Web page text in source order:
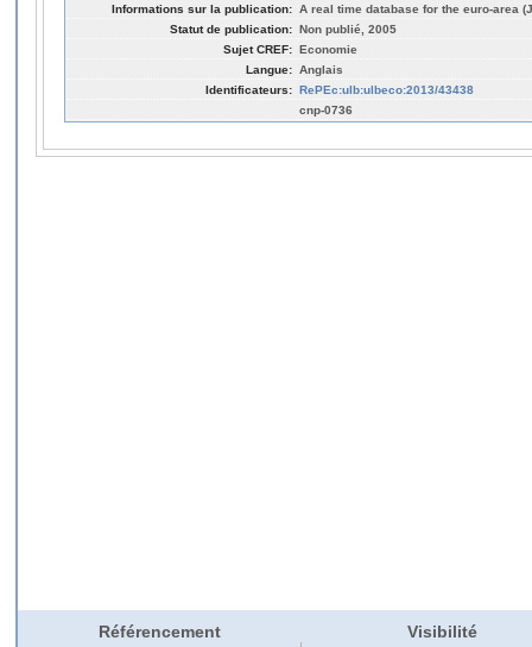
Informations sur la publication: A real time database for the euro-area
Statut de publication: Non publié, 2005
Sujet CREF: Economie
Langue: Anglais
Identificateurs: RePEc:ulb:ulbeco:2013/43438
cnp-0736
Référencement Visibilité